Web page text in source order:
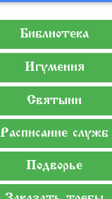
Библиотека
Игумения
Святыни
Расписание служб
Подворье